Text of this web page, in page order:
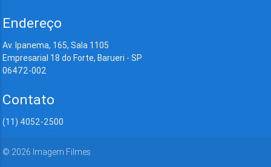
Endereço
Av. Ipanema, 165, Sala 1105
Empresarial 18 do Forte, Barueri - SP
06472-002
Contato
(11) 4052-2500
© 2026 Imagem Filmes